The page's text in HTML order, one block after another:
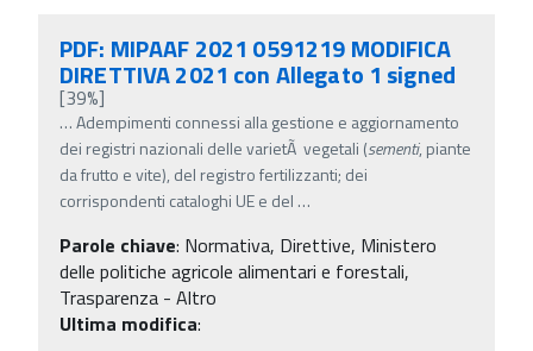
PDF: MIPAAF 2021 0591219 MODIFICA
DIRETTIVA 2021 con Allegato 1 signed
[39%]
…Adempimenti connessi alla gestione e aggiornamento
dei registri nazionali delle varietÃ vegetali (sementi, piante
da frutto e vite), del registro fertilizzanti; dei
corrispondenti cataloghi UE e del …
Parole chiave: Normativa, Direttive, Ministero
delle politiche agricole alimentari e forestali,
Trasparenza - Altro
Ultima modifica: